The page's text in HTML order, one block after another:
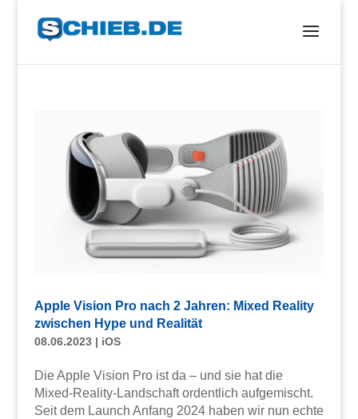
Apple Vision Pro nach 2 Jahren: Mixed Reality
zwischen Hype und Realität
08.06.2023| iOS
Die Apple Vision Pro ist da – und sie hat die
Mixed-Reality-Landschaft ordentlich aufgemischt.
Seit dem Launch Anfang 2024 haben wir nun echte